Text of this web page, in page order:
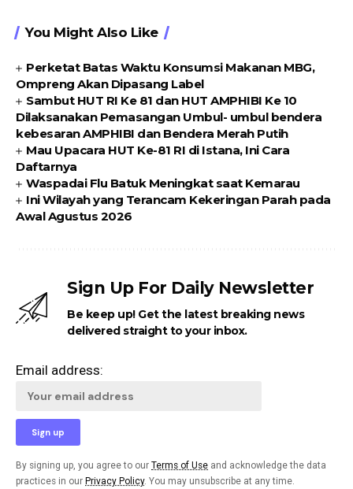
You Might Also Like
Perketat Batas Waktu Konsumsi Makanan MBG,
Ompreng Akan Dipasang Label
Sambut HUT RI Ke 81 dan HUT AMPHIBI Ke 10
Dilaksanakan Pemasangan Umbul- umbul bendera
kebesaran AMPHIBI dan Bendera Merah Putih
Mau Upacara HUT Ke-81 RI di Istana, Ini Cara
Daftarnya
Waspadai Flu Batuk Meningkat saat Kemarau
Ini Wilayah yang Terancam Kekeringan Parah pada
Awal Agustus 2026
Sign Up For Daily Newsletter
Be keep up! Get the latest breaking news
delivered straight to your inbox.
Email address:
By signing up, you agree to our Terms of Use and acknowledge the data
practices in our Privacy Policy. You may unsubscribe at any time.